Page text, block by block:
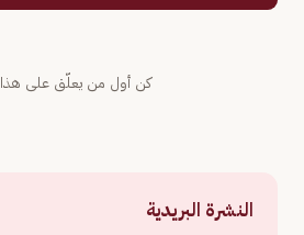
كن أول من يعلّق على هذا
النشرة البريدية